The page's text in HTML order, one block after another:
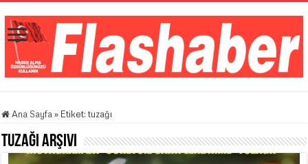
Ana Sayfa » Etiket:tuzağı
tuzağıArşivi